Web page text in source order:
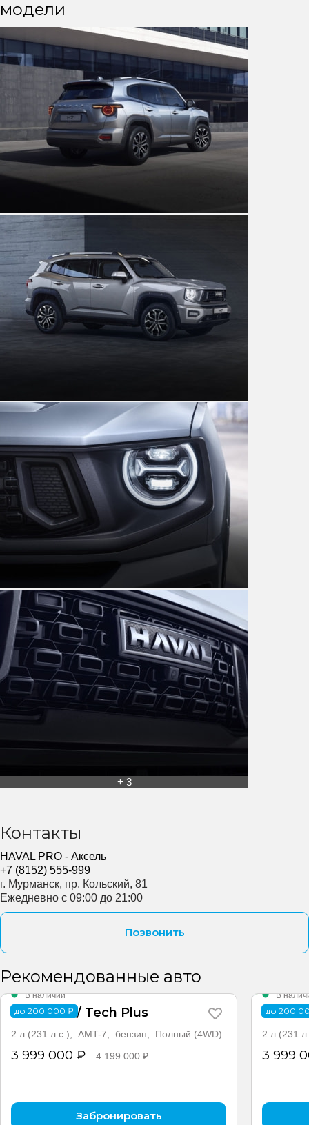
модели
+ 3
Контакты
HAVAL PRO - Аксель
+7 (8152) 555-999
г. Мурманск, пр. Кольский, 81
Ежедневно с 09:00 до 21:00
Позвонить
Рекомендованные авто
до 200 000 ₽
В наличии
H7 Техно / Tech Plus
2 л (231 л.с.), AMT-7, бензин, Полный (4WD)
3 999 000 ₽ 4 199 000 ₽
Забронировать
до 200
В
H7
2 л (231
3 999